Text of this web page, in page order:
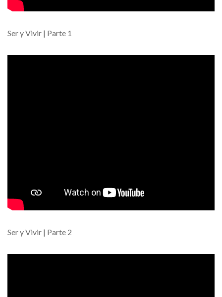
Ser y Vivir | Parte 1
Ser y Vivir | Parte 2